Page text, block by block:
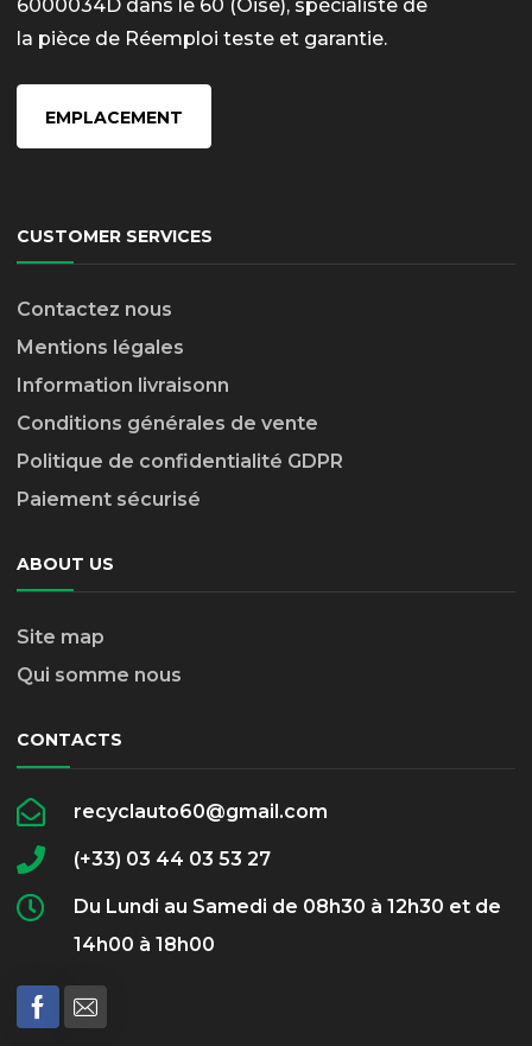
6000034D dans le 60 (Oise), spécialiste de
la pièce de Réemploi teste et garantie.
EMPLACEMENT
CUSTOMER SERVICES
Contactez nous
Mentions légales
Information livraisonn
Conditions générales de vente
Politique de confidentialité GDPR
Paiement sécurisé
ABOUT US
Site map
Qui somme nous
CONTACTS
recyclauto60@gmail.com
(+33) 03 44 03 53 27
Du Lundi au Samedi de 08h30 à 12h30 et de
14h00 à 18h00